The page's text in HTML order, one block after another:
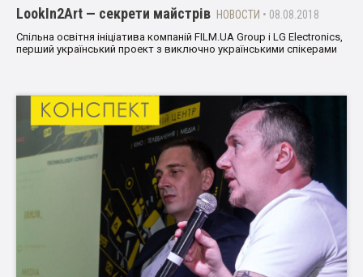
LookIn2Art — секрети майстрів НОВОСТИ • 08.08.2018
Спільна освітня ініціатива компаній FILM.UA Group і LG Electronics,
перший український проект з виключно українськими спікерами